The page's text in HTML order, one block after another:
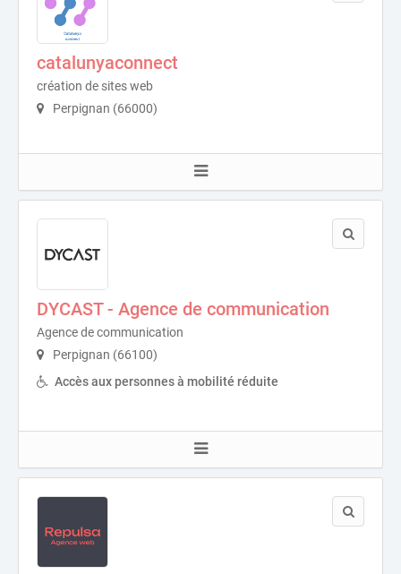
catalunyaconnect
création de sites web
Perpignan (66000)
DYCAST - Agence de communication
Agence de communication
Perpignan (66100)
Accès aux personnes à mobilité réduite